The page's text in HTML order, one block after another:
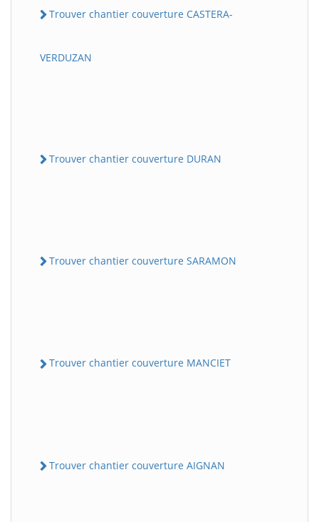
Trouver chantier couverture CASTERA-
VERDUZAN
Trouver chantier couverture DURAN
Trouver chantier couverture SARAMON
Trouver chantier couverture MANCIET
Trouver chantier couverture AIGNAN